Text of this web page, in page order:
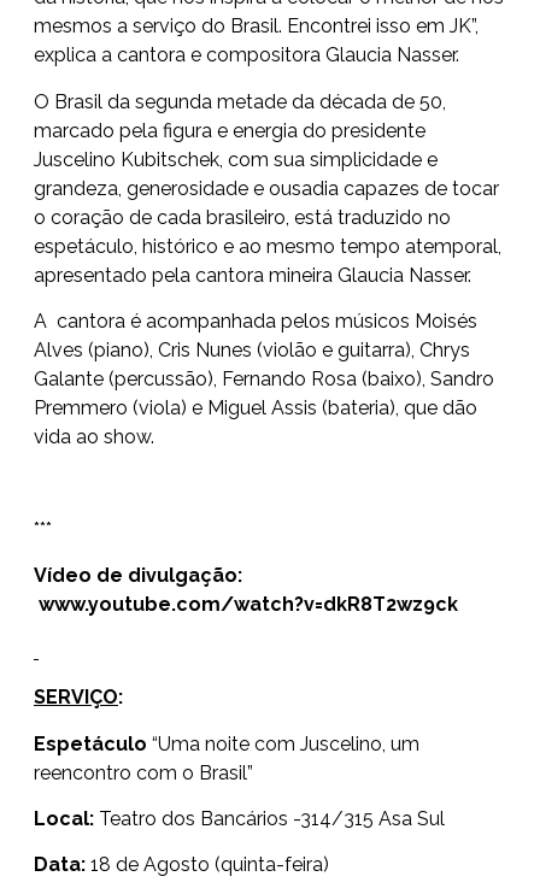
mesmos a serviço do Brasil. Encontrei isso em JK”,
explica a cantora e compositora Glaucia Nasser.
O Brasil da segunda metade da década de 50,
marcado pela figura e energia do presidente
Juscelino Kubitschek, com sua simplicidade e
grandeza, generosidade e ousadia capazes de tocar
o coração de cada brasileiro, está traduzido no
espetáculo, histórico e ao mesmo tempo atemporal,
apresentado pela cantora mineira Glaucia Nasser.
A cantora é acompanhada pelos músicos Moisés
Alves (piano), Cris Nunes (violão e guitarra), Chrys
Galante (percussão), Fernando Rosa (baixo), Sandro
Premmero (viola) e Miguel Assis (bateria), que dão
vida ao show.
***
Vídeo de divulgação:
www.youtube.com/watch?v=dkR8T2wz9ck
SERVIÇO:
Espetáculo “Uma noite com Juscelino, um
reencontro com o Brasil”
Local: Teatro dos Bancários -314/315 Asa Sul
Data: 18 de Agosto (quinta-feira)